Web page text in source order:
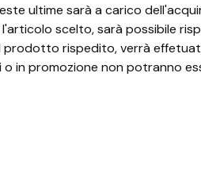
ultime sarà a carico
scelto, sarà possibile
rispedito, verrà
in promozione non potranno